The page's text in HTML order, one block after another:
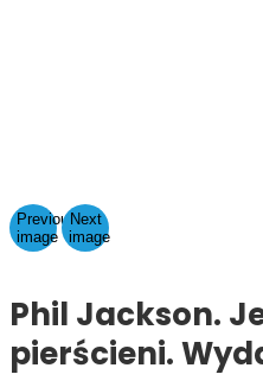
Previous
image
Next
image
Phil Jackson.
pierścieni.